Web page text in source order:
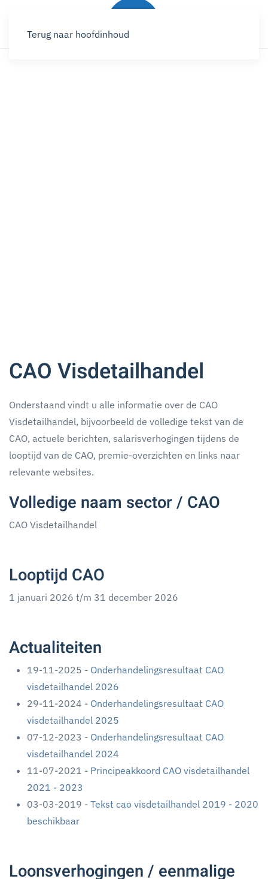
Terug naar hoofdinhoud
CAO Visdetailhandel
Onderstaand vindt u alle informatie over de CAO
Visdetailhandel, bijvoorbeeld de volledige tekst van de
CAO, actuele berichten, salarisverhogingen tijdens de
looptijd van de CAO, premie-overzichten en links naar
relevante websites.
Volledige naam sector / CAO
CAO Visdetailhandel
Looptijd CAO
1 januari 2026 t/m 31 december 2026
Actualiteiten
19-11-2025 - Onderhandelingsresultaat CAO
visdetailhandel 2026
29-11-2024 - Onderhandelingsresultaat CAO
visdetailhandel 2025
07-12-2023 - Onderhandelingsresultaat CAO
visdetailhandel 2024
11-07-2021 - Principeakkoord CAO visdetailhandel
2021 - 2023
03-03-2019 - Tekst cao visdetailhandel 2019 - 2020
beschikbaar
Loonsverhogingen / eenmalige